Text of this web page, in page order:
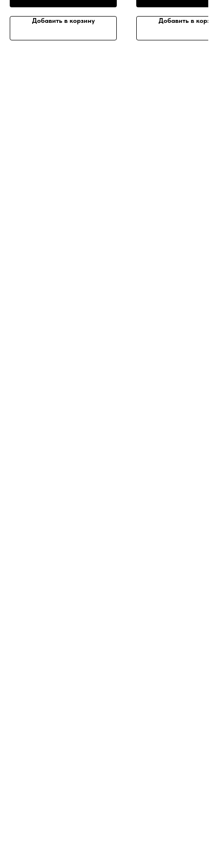
Добавить в корзину Добавить в